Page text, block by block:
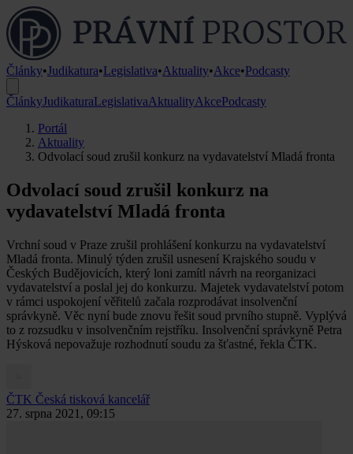
Články•Judikatura•Legislativa•Aktuality•Akce•Podcasty
ČlánkyJudikaturaLegislativaAktualityAkcePodcasty
Portál
Aktuality
Odvolací soud zrušil konkurz na vydavatelství Mladá fronta
Odvolací soud zrušil konkurz na
vydavatelství Mladá fronta
Vrchní soud v Praze zrušil prohlášení konkurzu na vydavatelství
Mladá fronta. Minulý týden zrušil usnesení Krajského soudu v
Českých Budějovicích, který loni zamítl návrh na reorganizaci
vydavatelství a poslal jej do konkurzu. Majetek vydavatelství potom
v rámci uspokojení věřitelů začala rozprodávat insolvenční
správkyně. Věc nyní bude znovu řešit soud prvního stupně. Vyplývá
to z rozsudku v insolvenčním rejstříku. Insolvenční správkyně Petra
Hýsková nepovažuje rozhodnutí soudu za šťastné, řekla ČTK.
ČTK Česká tisková kancelář
27. srpna 2021, 09:15